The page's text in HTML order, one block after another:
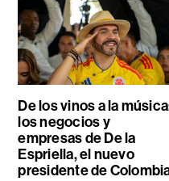
De los vinos a la
los negocios y
empresas de De la
Espriella, el nuevo
presidente de